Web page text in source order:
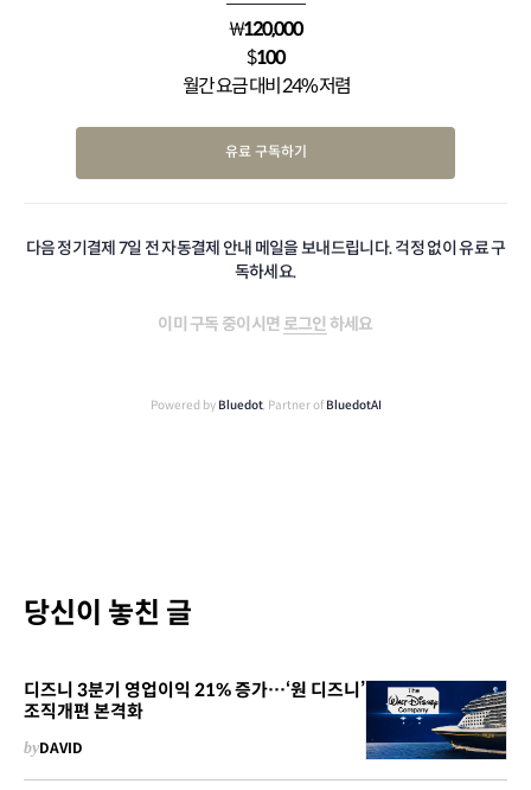
₩120,000
$100
월간 요금 대비 24% 저렴
유료 구독하기
다음 정기결제 7일 전 자동결제 안내 메일을 보내드립니다. 걱정 없이 유료 구
독하세요.
이미 구독 중이시면 로그인 하세요
Powered by Bluedot, Partner of BluedotAI
당신이 놓친 글
디즈니 3분기 영업이익 21% 증가…‘원 디즈니’
조직개편 본격화
byDAVID